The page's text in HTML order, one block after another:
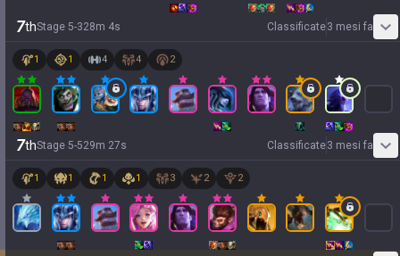
7thStage 5-328m 4s Classificate3 mesi fa
1 1 4 4 2
7thStage 5-529m 27s Classificate3 mesi fa
1 1 1 1 3 2 2